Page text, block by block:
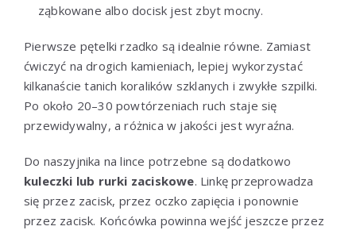
ząbkowane albo docisk jest zbyt mocny.
Pierwsze pętelki rzadko są idealnie równe. Zamiast
ćwiczyć na drogich kamieniach, lepiej wykorzystać
kilkanaście tanich koralików szklanych i zwykłe szpilki.
Po około 20–30 powtórzeniach ruch staje się
przewidywalny, a różnica w jakości jest wyraźna.
Do naszyjnika na lince potrzebne są dodatkowo
kuleczki lub rurki zaciskowe. Linkę przeprowadza
się przez zacisk, przez oczko zapięcia i ponownie
przez zacisk. Końcówka powinna wejść jeszcze przez